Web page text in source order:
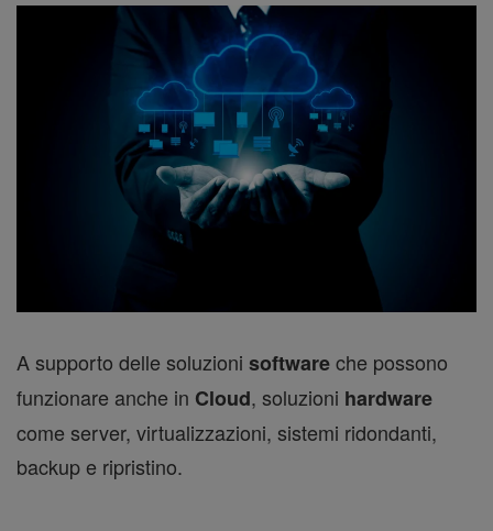
A supporto delle soluzioni softwareche possono
funzionare anche in Cloud, soluzioni hardware
come server, virtualizzazioni, sistemi ridondanti,
backup e ripristino.